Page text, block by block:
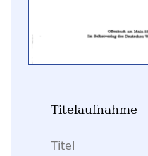
Titelaufnahme
Titel